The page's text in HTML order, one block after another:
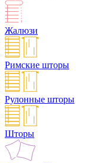
Жалюзи
Римские шторы
Рулонные шторы
Шторы